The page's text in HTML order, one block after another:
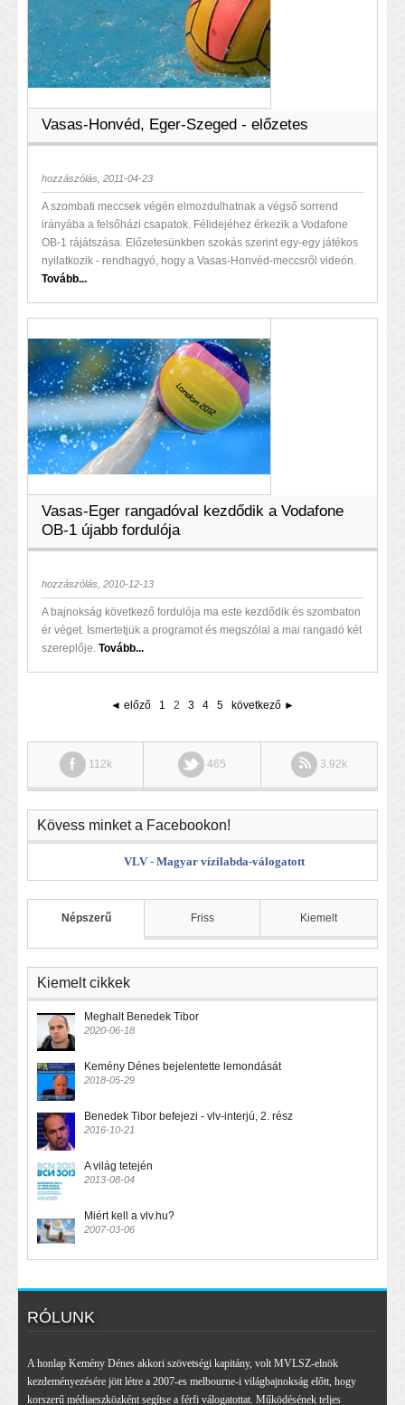
Vasas-Honvéd, Eger-Szeged - előzetes
hozzászólás, 2011-04-23
A szombati meccsek végén elmozdulhatnak a végső sorrend
irányába a felsőházi csapatok. Félidejéhez érkezik a Vodafone
OB-1 rájátszása. Előzetesünkben szokás szerint egy-egy játékos
nyilatkozik - rendhagyó, hogy a Vasas-Honvéd-meccsről videón.
Tovább...
Vasas-Eger rangadóval kezdődik a Vodafone
OB-1 újabb fordulója
hozzászólás, 2010-12-13
A bajnokság következő fordulója ma este kezdődik és szombaton
ér véget. Ismertetjük a programot és megszólal a mai rangadó két
szereplője. Tovább...
◄ előző 1 2 3 4 5 következő ►
112k 465 3.92k
Kövess minket a Facebookon!
VLV - Magyar vízilabda-válogatott
Népszerű Friss Kiemelt
Kiemelt cikkek
Meghalt Benedek Tibor
2020-06-18
Kemény Dénes bejelentette lemondását
2018-05-29
Benedek Tibor befejezi - vlv-interjú, 2. rész
2016-10-21
A világ tetején
2013-08-04
Miért kell a vlv.hu?
2007-03-06
RÓLUNK
A honlap Kemény Dénes akkori szövetségi kapitány, volt MVLSZ-elnök
kezdeményezésére jött létre a 2007-es melbourne-i világbajnokság előtt, hogy
korszerű médiaeszközként segítse a férfi válogatottat. Működésének teljes